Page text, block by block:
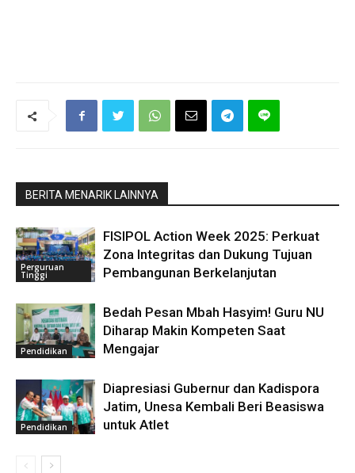
BERITA MENARIK LAINNYA
Perguruan
Tinggi
FISIPOL Action Week 2025: Perkuat
Zona Integritas dan Dukung Tujuan
Pembangunan Berkelanjutan
Pendidikan
Bedah Pesan Mbah Hasyim! Guru NU
Diharap Makin Kompeten Saat
Mengajar
Pendidikan
Diapresiasi Gubernur dan Kadispora
Jatim, Unesa Kembali Beri Beasiswa
untuk Atlet